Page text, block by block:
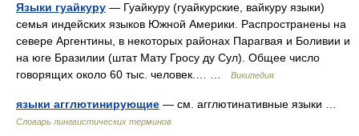
Языки гуайкуру — Гуайкуру (гуайкурские, вайкуру языки)
семья индейских языков Южной Америки. Распространены на
севере Аргентины, в некоторых районах Парагвая и Боливии и
на юге Бразилии (штат Мату Гросу ду Сул). Общее число
говорящих около 60 тыс. человек.… …
Википедия
языки агглютинирующие — см. агглютинативные языки …
Словарь лингвистических терминов